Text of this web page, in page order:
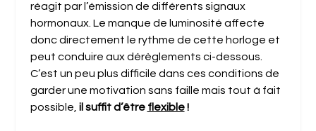
réagit par l’émission de différents signaux
hormonaux. Le manque de luminosité affecte
donc directement le rythme de cette horloge et
peut conduire aux dérèglements ci-dessous.
C’est un peu plus difficile dans ces conditions de
garder une motivation sans faille mais tout à fait
possible, il suffit d’être flexible!